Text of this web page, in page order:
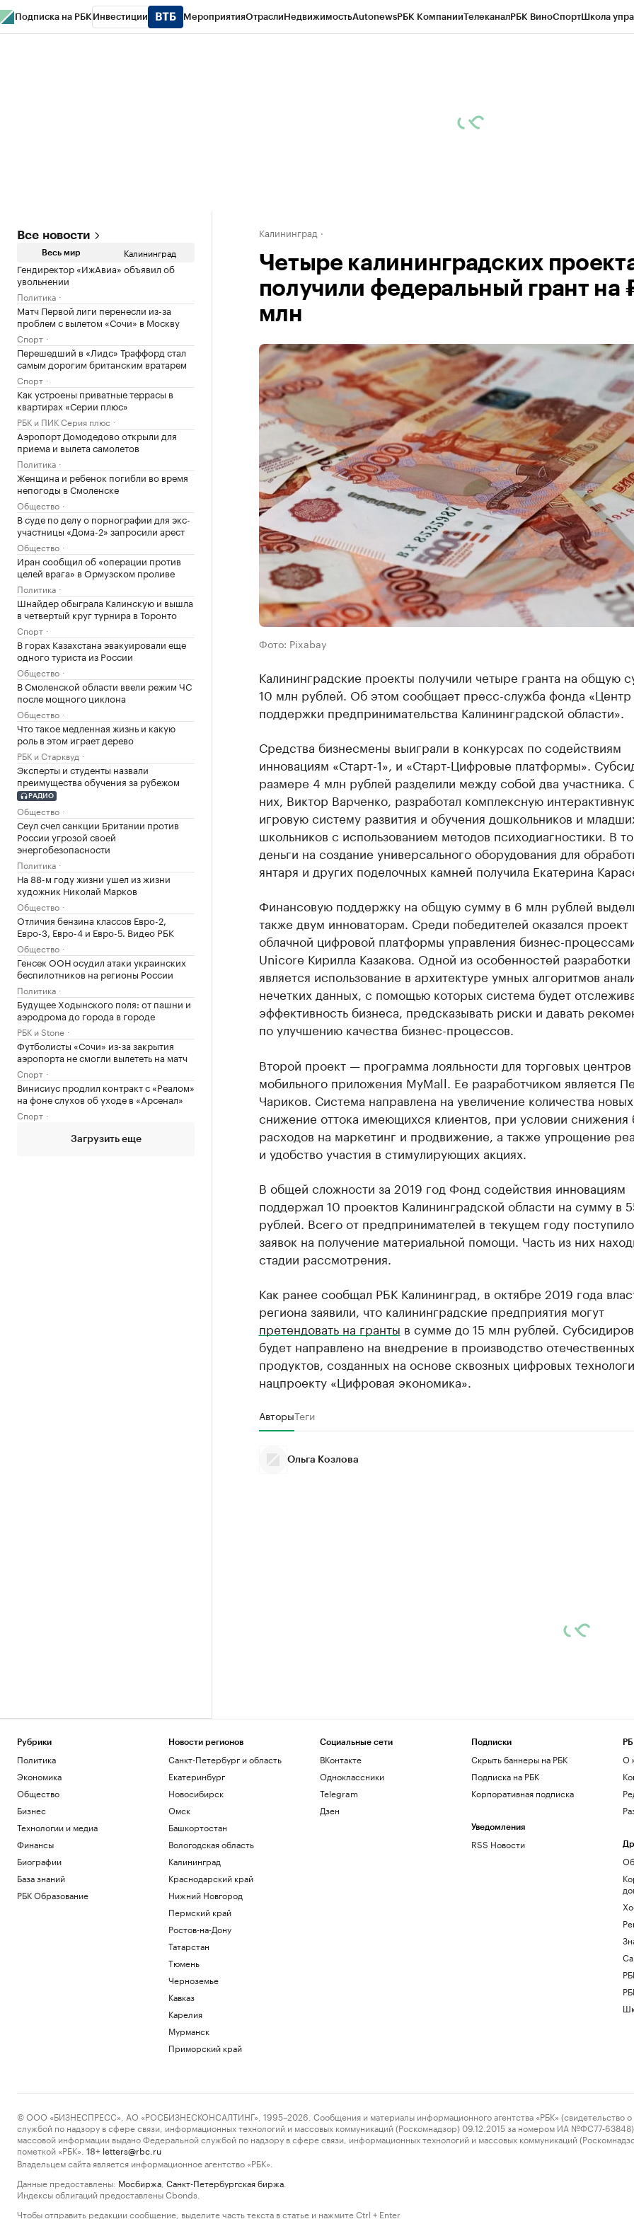
Подписка на РБК Инвестиции МероприятияОтраслиНедвижимостьAutonewsРБК КомпанииТелеканалРБК ВиноСпортШкола
Все новости
Весь мир Калининград
Гендиректор «ИжАвиа» объявил об
увольнении
Политика
Матч Первой лиги перенесли из-за
проблем с вылетом «Сочи» в Москву
Спорт
Перешедший в «Лидс» Траффорд стал
самым дорогим британским вратарем
Спорт
Как устроены приватные террасы в
квартирах «Серии плюс»
РБК и ПИК Серия плюс
Аэропорт Домодедово открыли для
приема и вылета самолетов
Политика
Женщина и ребенок погибли во время
непогоды в Смоленске
Общество
В суде по делу о порнографии для экс-
участницы «Дома-2» запросили арест
Общество
Иран сообщил об «операции против
целей врага» в Ормузском проливе
Политика
Шнайдер обыграла Калинскую и вышла
в четвертый круг турнира в Торонто
Спорт
В горах Казахстана эвакуировали еще
одного туриста из России
Общество
В Смоленской области ввели режим ЧС
после мощного циклона
Общество
Что такое медленная жизнь и какую
роль в этом играет дерево
РБК и Старквуд
Эксперты и студенты назвали
преимущества обучения за рубежом
РАДИО
Общество
Сеул счел санкции Британии против
России угрозой своей
энергобезопасности
Политика
На 88-м году жизни ушел из жизни
художник Николай Марков
Общество
Отличия бензина классов Евро-2,
Евро-3, Евро-4 и Евро-5. Видео РБК
Общество
Генсек ООН осудил атаки украинских
беспилотников на регионы России
Политика
Будущее Ходынского поля: от пашни и
аэродрома до города в городе
РБК и Stone
Футболисты «Сочи» из-за закрытия
аэропорта не смогли вылететь на матч
Спорт
Винисиус продлил контракт с «Реалом»
на фоне слухов об уходе в «Арсенал»
Спорт
Загрузить еще
Калининград
Четыре калининградских
получили федеральный грант на
млн
Фото: Pixabay
Калининградские проекты получили четыре гранта на общую
10 млн рублей. Об этом сообщает пресс-служба фонда «Центр
поддержки предпринимательства Калининградской области».
Средства бизнесмены выиграли в конкурсах по содействиям
инновациям «Старт-1», и «Старт-Цифровые платформы».
размере 4 млн рублей разделили между собой два участника.
них, Виктор Варченко, разработал комплексную
игровую систему развития и обучения дошкольников и
школьников с использованием методов психодиагностики. В
деньги на создание универсального оборудования для
янтаря и других поделочных камней получила Екатерина
Финансовую поддержку на общую сумму в 6 млн рублей
также двум инноваторам. Среди победителей оказался проект
облачной цифровой платформы управления бизнес-
Unicore Кирилла Казакова. Одной из особенностей разработки
является использование в архитектуре умных алгоритмов
нечетких данных, с помощью которых система будет
эффективность бизнеса, предсказывать риски и давать
по улучшению качества бизнес-процессов.
Второй проект — программа лояльности для торговых центров
мобильного приложения MyMall. Ее разработчиком является
Чариков. Система направлена на увеличение количества новых,
снижение оттока имеющихся клиентов, при условии снижения
расходов на маркетинг и продвижение, а также упрощение
и удобство участия в стимулирующих акциях.
В общей сложности за 2019 год Фонд содействия инновациям
поддержал 10 проектов Калининградской области на сумму в
рублей. Всего от предпринимателей в текущем году
заявок на получение материальной помощи. Часть из них
стадии рассмотрения.
Как ранее сообщал РБК Калининград, в октябре 2019 года
региона заявили, что калининградские предприятия могут
претендовать на гранты в сумме до 15 млн рублей.
будет направлено на внедрение в производство отечественных
продуктов, созданных на основе сквозных цифровых
нацпроекту «Цифровая экономика».
АвторыТеги
Ольга Козлова
Рубрики
Политика
Экономика
Общество
Бизнес
Технологии и медиа
Финансы
Биографии
База знаний
РБК Образование
Новости регионов
Санкт-Петербург и область
Екатеринбург
Новосибирск
Омск
Башкортостан
Вологодская область
Калининград
Краснодарский край
Нижний Новгород
Пермский край
Ростов-на-Дону
Татарстан
Тюмень
Черноземье
Кавказ
Карелия
Мурманск
Приморский край
Социальные сети
ВКонтакте
Одноклассники
Telegram
Дзен
Подписки
Скрыть баннеры на РБК
Подписка на РБК
Корпоративная подписка
Уведомления
RSS Новости
О
© ООО «БИЗНЕСПРЕСС», АО «РОСБИЗНЕСКОНСАЛТИНГ», 1995–2026. Сообщения и материалы информационного агентства «РБК» (свидетельство о
службой по надзору в сфере связи, информационных технологий и массовых коммуникаций (Роскомнадзор) 09.12.2015 за номером ИА №ФС77-63848)
массовой информации выдано Федеральной службой по надзору в сфере связи, информационных технологий и массовых коммуникаций
пометкой «РБК».
18+ letters@rbc.ru
Владельцем сайта является информационное агентство «РБК».
Данные предоставлены: Мосбиржа Санкт-Петербургская биржа
Индексы облигаций предоставлены Cbonds.
Чтобы отправить редакции сообщение, выделите часть текста в статье и нажмите Ctrl + Enter